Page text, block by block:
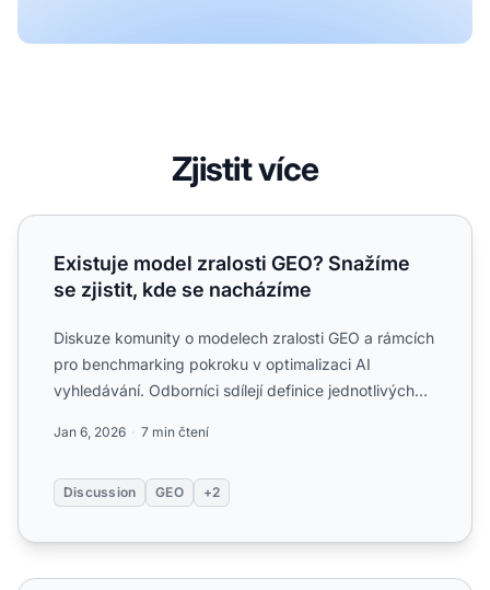
Zjistit více
Existuje model zralosti GEO? Snažíme se zjistit, kde se
Existuje model zralosti GEO? Snažíme
se zjistit, kde se nacházíme
Diskuze komunity o modelech zralosti GEO a rámcích
pro benchmarking pokroku v optimalizaci AI
vyhledávání. Odborníci sdílejí definice jednotlivých
Jan 6, 2026 7 min čtení
Discussion GEO +2